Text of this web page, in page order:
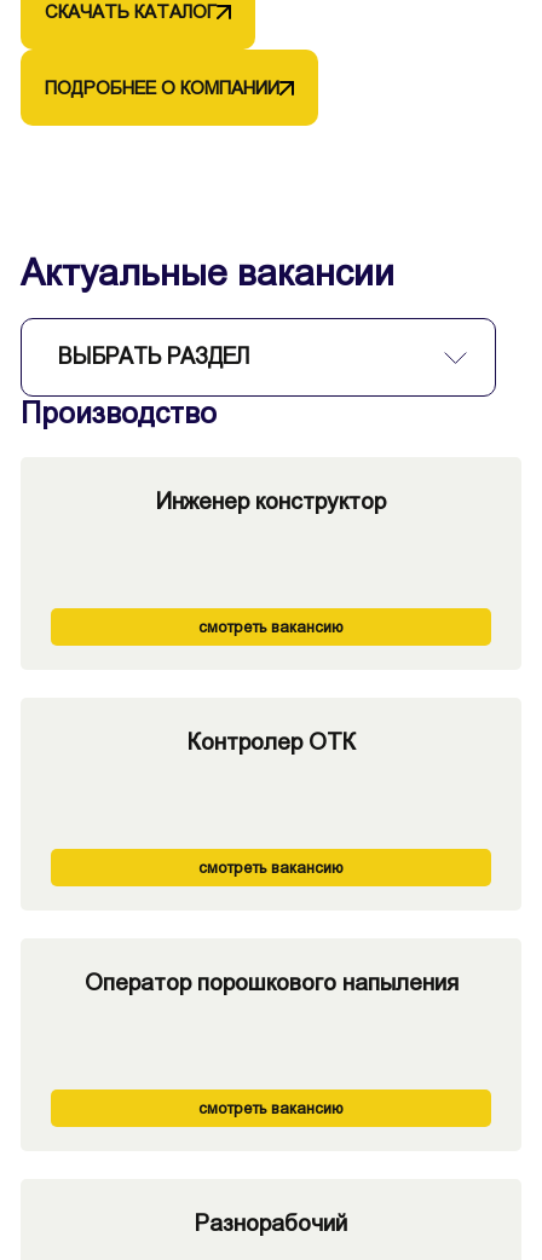
СКАЧАТЬ КАТАЛОГ
ПОДРОБНЕЕ О КОМПАНИИ
Актуальные вакансии
ВЫБРАТЬ РАЗДЕЛ
Производство
Инженер конструктор
смотреть вакансию
Контролер ОТК
смотреть вакансию
Оператор порошкового напыления
смотреть вакансию
Разнорабочий